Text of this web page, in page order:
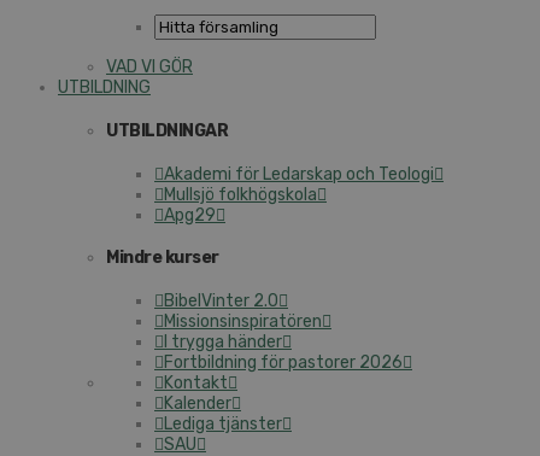
VAD VI GÖR
UTBILDNING
UTBILDNINGAR
Akademi för Ledarskap och Teologi
Mullsjö folkhögskola
Apg29
Mindre kurser
BibelVinter 2.0
Missionsinspiratören
I trygga händer
Fortbildning för pastorer 2026
Kontakt
Kalender
Lediga tjänster
SAU